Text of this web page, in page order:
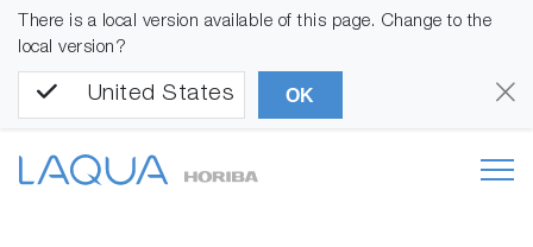
There is a local version available of this page. Change to the
local version?
United States OK